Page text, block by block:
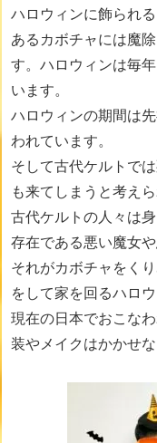
ハロウィンに飾られ
あるカボチャには魔
す。ハロウィンは毎
います。
ハロウィンの期間は
われています。
そして古代ケルトで
も来てしまうと考え
古代ケルトの人々は
存在である悪い魔女
それがカボチャをく
をして家を回るハロ
現在の日本でおこな
装やメイクはかかせ